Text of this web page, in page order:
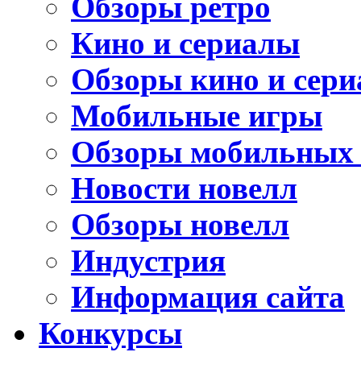
Обзоры ретро
Кино и сериалы
Обзоры кино и
Мобильные игры
Обзоры мобильных
Новости новелл
Обзоры новелл
Индустрия
Информация сайта
Конкурсы